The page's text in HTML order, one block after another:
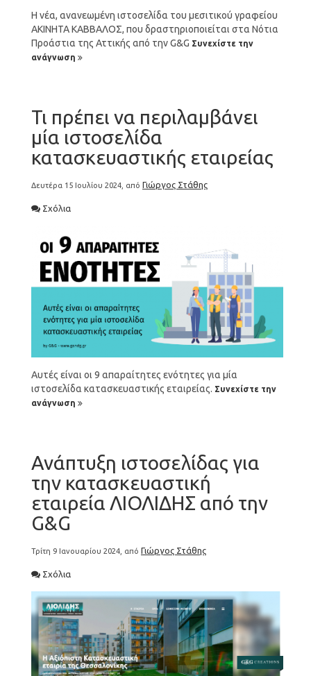
Η νέα, ανανεωμένη ιστοσελίδα του μεσιτικού γραφείου
ΑΚΙΝΗΤΑ ΚΑΒΒΑΛΟΣ, που δραστηριοποιείται στα Νότια
Προάστια της Αττικής από την G&G Συνεχίστε την
ανάγνωση
Τι πρέπει να περιλαμβάνει
μία ιστοσελίδα
κατασκευαστικής εταιρείας
Δευτέρα 15 Ιουλίου 2024, από Γιώργος Στάθης
Σχόλια
Αυτές είναι οι 9 απαραίτητες ενότητες για μία
ιστοσελίδα κατασκευαστικής εταιρείας. Συνεχίστε την
ανάγνωση
Ανάπτυξη ιστοσελίδας για
την κατασκευαστική
εταιρεία ΛΙΟΛΙΔΗΣ από την
G&G
Τρίτη 9 Ιανουαρίου 2024, από Γιώργος Στάθης
Σχόλια